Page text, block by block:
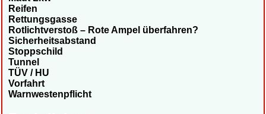
Reifen
Rettungsgasse
Rotlichtverstoß – Rote Ampel überfahren?
Sicherheitsabstand
Stoppschild
Tunnel
TÜV / HU
Vorfahrt
Warnwestenpflicht